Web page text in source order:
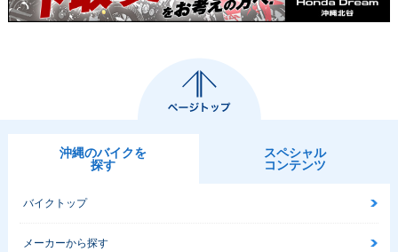
沖縄のバイクを
探す
スペシャル
コンテンツ
バイクトップ
メーカーから探す